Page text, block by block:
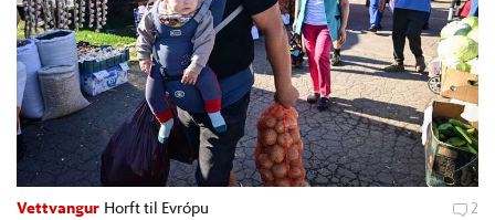
Vettvangur Horft til Evrópu 2